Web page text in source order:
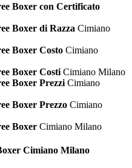
Boxer con Certificato
Boxer di Razza Cimiano
Boxer Costo Cimiano
Boxer Costi Cimiano Milano
Boxer Prezzi Cimiano
Boxer Prezzo Cimiano
Boxer Cimiano Milano
Cimiano Milano